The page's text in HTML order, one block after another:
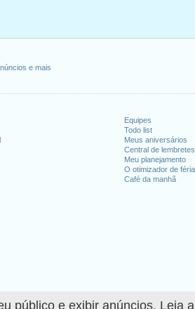
público e exibir anúncios. Leia
e mais
Equipes
Todo list
Meus aniversários
Central de lembretes
Meu planejamento
O otimizador de
Café da manhã